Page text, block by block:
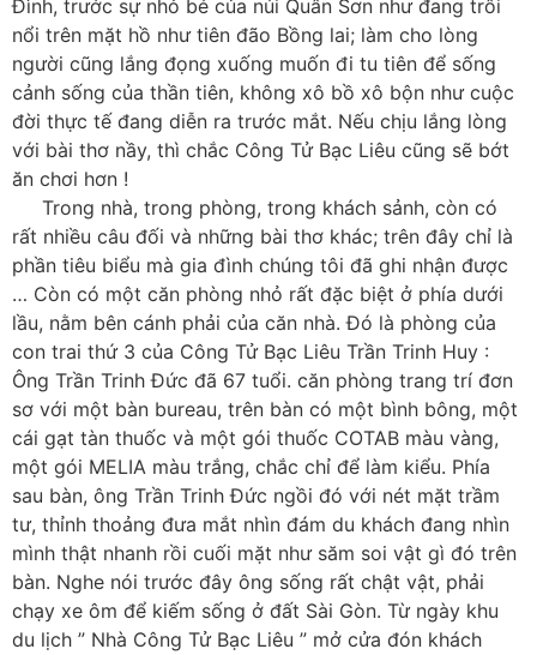
Đình, trước sự nhỏ bé của núi Quân Sơn như đang trôi
nổi trên mặt hồ như tiên đão Bồng lai; làm cho lòng
người cũng lắng đọng xuống muốn đi tu tiên để sống
cảnh sống của thần tiên, không xô bồ xô bộn như cuộc
đời thực tế đang diễn ra trước mắt. Nếu chịu lắng lòng
với bài thơ nầy, thì chắc Công Tử Bạc Liêu cũng sẽ bớt
ăn chơi hơn !
Trong nhà, trong phòng, trong khách sảnh, còn có
rất nhiều câu đối và những bài thơ khác; trên đây chỉ là
phần tiêu biểu mà gia đình chúng tôi đã ghi nhận được
… Còn có một căn phòng nhỏ rất đặc biệt ở phía dưới
lầu, nằm bên cánh phải của căn nhà. Đó là phòng của
con trai thứ 3 của Công Tử Bạc Liêu Trần Trinh Huy :
Ông Trần Trinh Đức đã 67 tuổi. căn phòng trang trí đơn
sơ với một bàn bureau, trên bàn có một bình bông, một
cái gạt tàn thuốc và một gói thuốc COTAB màu vàng,
một gói MELIA màu trắng, chắc chỉ để làm kiểu. Phía
sau bàn, ông Trần Trinh Đức ngồi đó với nét mặt trầm
tư, thỉnh thoảng đưa mắt nhìn đám du khách đang nhìn
mình thật nhanh rồi cuối mặt như săm soi vật gì đó trên
bàn. Nghe nói trước đây ông sống rất chật vật, phải
chạy xe ôm để kiếm sống ở đất Sài Gòn. Từ ngày khu
du lịch ” Nhà Công Tử Bạc Liêu ” mở cửa đón khách